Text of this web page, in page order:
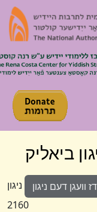
דעם ניגון ניגון
2160